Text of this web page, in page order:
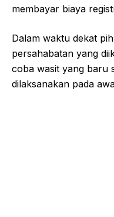
membayar biaya
Dalam waktu dekat
persahabatan yang
coba wasit yang baru
dilaksanakan pada